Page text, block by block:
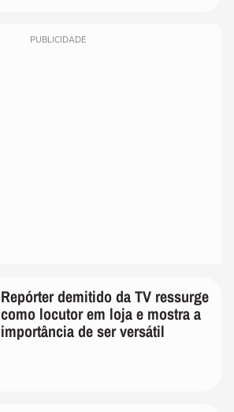
PUBLICIDADE
Repórter demitido da TV ressurge
como locutor em loja e mostra a
importância de ser versátil